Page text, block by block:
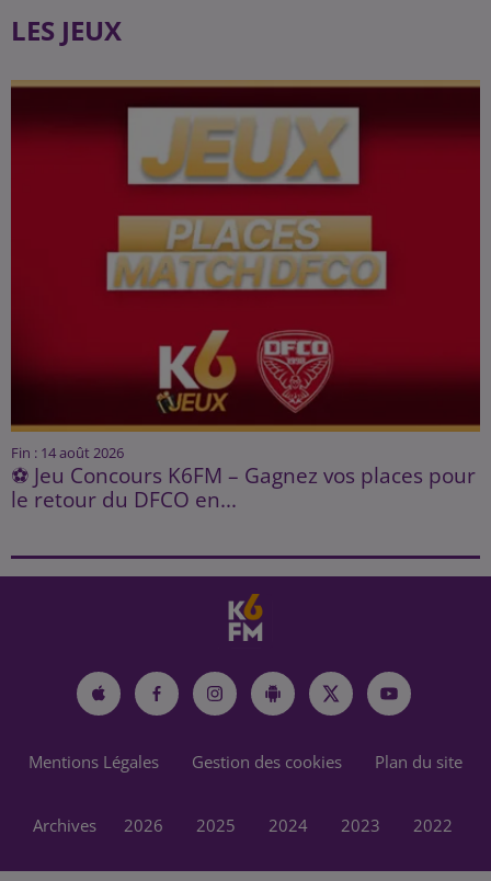
LES JEUX
Fin : 14 août 2026
⚽ Jeu Concours K6FM – Gagnez vos places pour
le retour du DFCO en...
Mentions Légales Gestion des cookies Plan du site
Archives 2026 2025 2024 2023 2022